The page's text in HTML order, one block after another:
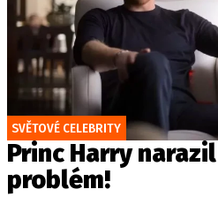
SVĚTOVÉ CELEBRITY
Princ Harry
problém!